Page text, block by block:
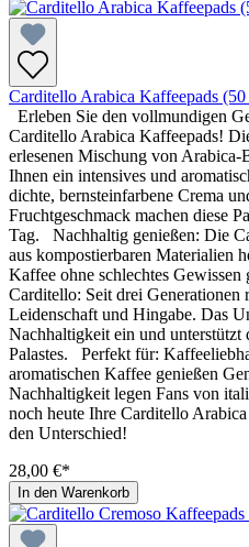
Carditello Arabica Kaffeepads
Erleben Sie den vollmundigen
Carditello Arabica Kaffeepads!
erlesenen Mischung von Arabica-
Ihnen ein intensives und
dichte, bernsteinfarbene Crema
Fruchtgeschmack machen diese
Tag. Nachhaltig genießen: Die
aus kompostierbaren Materialien
Kaffee ohne schlechtes
Carditello: Seit drei
Leidenschaft und Hingabe. Das
Nachhaltigkeit ein und
Palastes. Perfekt für:
aromatischen Kaffee genießen
Nachhaltigkeit legen Fans von
noch heute Ihre Carditello
den Unterschied!
28,00 €*
In den Warenkorb